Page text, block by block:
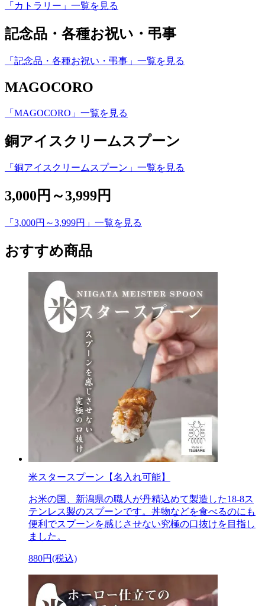
「カトラリー」一覧を見る
記念品・各種お祝い・弔事
「記念品・各種お祝い・弔事」一覧を見る
MAGOCORO
「MAGOCORO」一覧を見る
銅アイスクリームスプーン
「銅アイスクリームスプーン」一覧を見る
3,000円～3,999円
「3,000円～3,999円」一覧を見る
おすすめ商品
米スタースプーン【名入れ可能】
お米の国、新潟県の職人が丹精込めて製造した18-8ス
テンレス製のスプーンです。丼物などを食べるのにも
便利でスプーンを感じさせない究極の口抜けを目指し
ました。
880円(税込)